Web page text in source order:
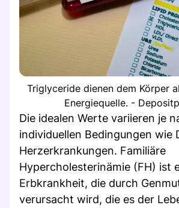
Triglyceride dienen dem Körper
Energiequelle. -
Die idealen Werte variieren je
individuellen Bedingungen wie
Herzerkrankungen. Familiäre
Hypercholesterinämie (FH) ist
Erbkrankheit, die durch
verursacht wird, die es der